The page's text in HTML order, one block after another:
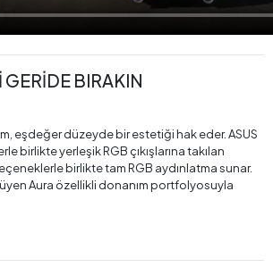
GERİDE BIRAKIN
eşdeğer düzeyde bir estetiği hak eder. ASUS
birlikte yerleşik RGB çıkışlarına takılan
birlikte tam RGB aydınlatma sunar.
Aura özellikli donanım portfolyosuyla